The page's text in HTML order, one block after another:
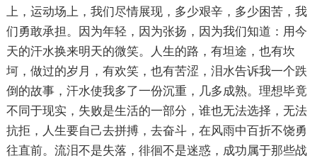
上，运动场上，我们尽情展现，多少艰辛，多少困苦，我
们勇敢承担。因为年轻，因为张扬，因为我们知道：用今
天的汗水换来明天的微笑。人生的路，有坦途，也有坎
坷，做过的岁月，有欢笑，也有苦涩，泪水告诉我一个跌
倒的故事，汗水使我多了一份沉重，几多成熟。理想毕竟
不同于现实，失败是生活的一部分，谁也无法选择，无法
抗拒，人生要自己去拼搏，去奋斗，在风雨中百折不饶勇
往直前。流泪不是失落，徘徊不是迷惑，成功属于那些战